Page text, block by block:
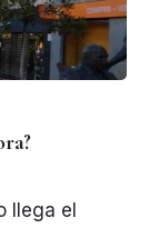
llega el